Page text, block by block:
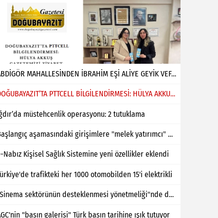
ABDİGÖR MAHALLESİNDEN İBRAHİM EŞİ ALİYE GEYİK VEFAT ETMİŞTİR
DOĞUBAYAZIT’TA PTTCELL BİLGİLENDİRMESİ: HÜLYA AKKUŞ GAZETEMİZİ ZİYARET ETTİ
müstehcenlik operasyonu: 2 tutuklama
Başlangıç aşamasındaki girişimlere "melek yatırımcı" desteği
Nabız Kişisel Sağlık Sistemine yeni özellikler eklendi
trafikteki her 1000 otomobilden 15'i elektrikli
"Sinema sektörünün desteklenmesi yönetmeliği"nde değişiklik yapıldı
"basın galerisi" Türk basın tarihine ışık tutuyor